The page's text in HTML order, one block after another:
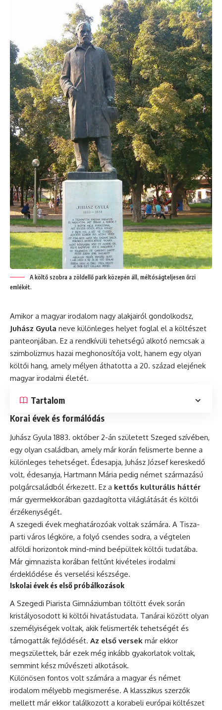
A költő szobra a zöldellő park közepén áll, méltóságteljesen őrzi
emlékét.
Amikor a magyar irodalom nagy alakjairól gondolkodsz,
Juhász Gyula neve különleges helyet foglal el a költészet
panteonjában. Ez a rendkívüli tehetségű alkotó nemcsak a
szimbolizmus hazai meghonosítója volt, hanem egy olyan
költői hang, amely mélyen áthatotta a 20. század elejének
magyar irodalmi életét.
Tartalom
Korai évek és formálódás
Juhász Gyula 1883. október 2-án született Szeged szívében,
egy olyan családban, amely már korán felismerte benne a
különleges tehetséget. Édesapja, Juhász József kereskedő
volt, édesanyja, Hartmann Mária pedig német származású
polgárcsaládból érkezett. Ez a kettős kulturális háttér
már gyermekkorában gazdagította világlátását és költői
érzékenységét.
A szegedi évek meghatározóak voltak számára. A Tisza-
parti város légköre, a folyó csendes sodra, a végtelen
alföldi horizontok mind-mind beépültek költői tudatába.
Már gimnazista korában feltűnt kivételes irodalmi
érdeklődése és verselési készsége.
Iskolai évek és első próbálkozások
A Szegedi Piarista Gimnáziumban töltött évek során
kristályosodott ki költői hivatástudata. Tanárai között olyan
személyiségek voltak, akik felismerték tehetségét és
támogatták fejlődését. Az első versek már ekkor
megszülettek, bár ezek még inkább gyakorlatok voltak,
semmint kész művészeti alkotások.
Különösen fontos volt számára a magyar és német
irodalom mélyebb megismerése. A klasszikus szerzők
mellett már ekkor találkozott a korabeli európai költészet